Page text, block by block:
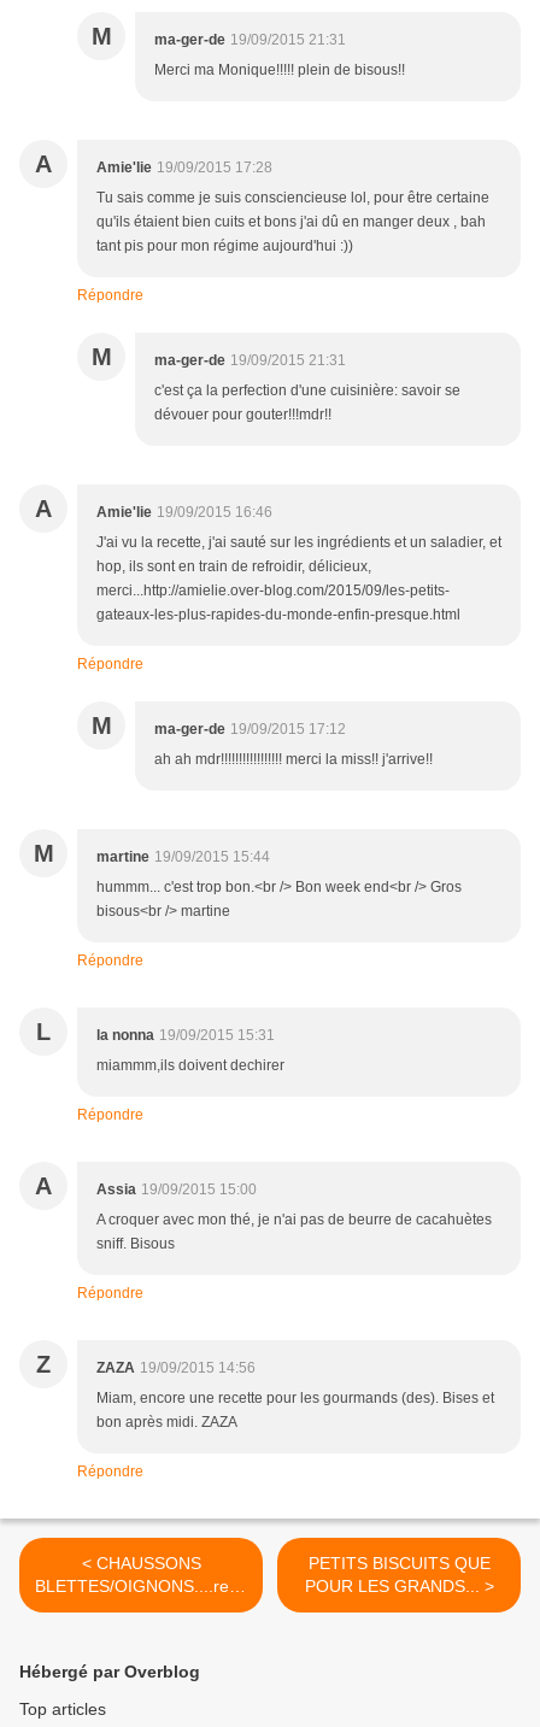
M ma-ger-de 19/09/2015 21:31
Merci ma Monique!!!!! plein de bisous!!
A Amie'lie 19/09/2015 17:28
Tu sais comme je suis consciencieuse lol, pour être certaine
qu'ils étaient bien cuits et bons j'ai dû en manger deux , bah
tant pis pour mon régime aujourd'hui :))
Répondre
M ma-ger-de 19/09/2015 21:31
c'est ça la perfection d'une cuisinière: savoir se
dévouer pour gouter!!!mdr!!
A Amie'lie 19/09/2015 16:46
J'ai vu la recette, j'ai sauté sur les ingrédients et un saladier, et
hop, ils sont en train de refroidir, délicieux,
merci...http://amielie.over-blog.com/2015/09/les-petits-
gateaux-les-plus-rapides-du-monde-enfin-presque.html
Répondre
M ma-ger-de 19/09/2015 17:12
ah ah mdr!!!!!!!!!!!!!!!!! merci la miss!! j'arrive!!
M martine 19/09/2015 15:44
hummm... c'est trop bon.<br /> Bon week end<br /> Gros
bisous<br /> martine
Répondre
L la nonna 19/09/2015 15:31
miammm,ils doivent dechirer
Répondre
A Assia 19/09/2015 15:00
A croquer avec mon thé, je n'ai pas de beurre de cacahuètes
sniff. Bisous
Répondre
Z ZAZA 19/09/2015 14:56
Miam, encore une recette pour les gourmands (des). Bises et
bon après midi. ZAZA
Répondre
< CHAUSSONS
BLETTES/OIGNONS....rece
tte sans beurre.
PETITS BISCUITS QUE
POUR LES GRANDS... >
Hébergé par Overblog
Top articles